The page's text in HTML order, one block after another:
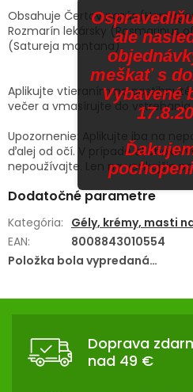
Obsahuje Čertov pazúr
Rozmarín lekársky (Rosmarinus
(Satureja montana).
Aplikujte vtieraním na
večer a vmasírujte do vstrebania.
Upozornenie: Aplikujte iba na
ďalej od očí. V prípade
nepoužívajte. Len na vonkajšie
Dodatočné parametre
Kategória: Gély, krémy, masti
EAN:
8008843010554
Položka bola vypredaná…
Z
Doprava
nad 49 €
ale
meškať s
Vybavené